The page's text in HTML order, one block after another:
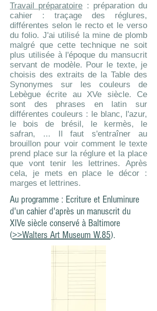
Travail préparatoire : préparation du
cahier : traçage des réglures,
différentes selon le recto et le verso
du folio. J'ai utilisé la mine de plomb
malgré que cette technique ne soit
plus utilisée à l'époque du mansucrit
servant de modèle. Pour le texte, je
choisis des extraits de la Table des
Synonymes sur les couleurs de
Lebègue écrite au XVe siècle. Ce
sont des phrases en latin sur
différentes couleurs : le blanc, l'azur,
le bois de brésil, le kermès, le
safran, ... Il faut s'entraîner au
brouillon pour voir comment le texte
prend place sur la réglure et la place
que vont tenir les lettrines. Après
cela, je mets en place le décor :
marges et lettrines.
Au programme : Ecriture et Enluminure
d'un cahier d'après un manuscrit du
XIVe siècle conservé à Baltimore
(>>Walters Art Museum W.85).